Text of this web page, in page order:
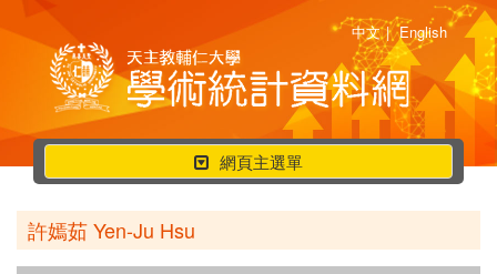
中文 | English
行
動
選
單
網頁主選單
許嫣茹 Yen-Ju Hsu